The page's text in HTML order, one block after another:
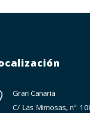
Gran Canaria
C/ Las Mimosas, nº: